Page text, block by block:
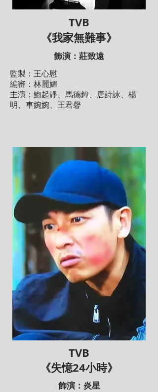
TVB
《我家無難事》
飾演：莊致遠
監製：王心慰
編審：林麗媚
主演：鮑起靜、馬德鐘、唐詩詠、楊
明、車婉婉、王君馨
TVB
《失憶24小時》
飾演：炎星